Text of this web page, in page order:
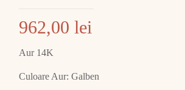
962,00 lei
Aur 14K
Culoare Aur: Galben